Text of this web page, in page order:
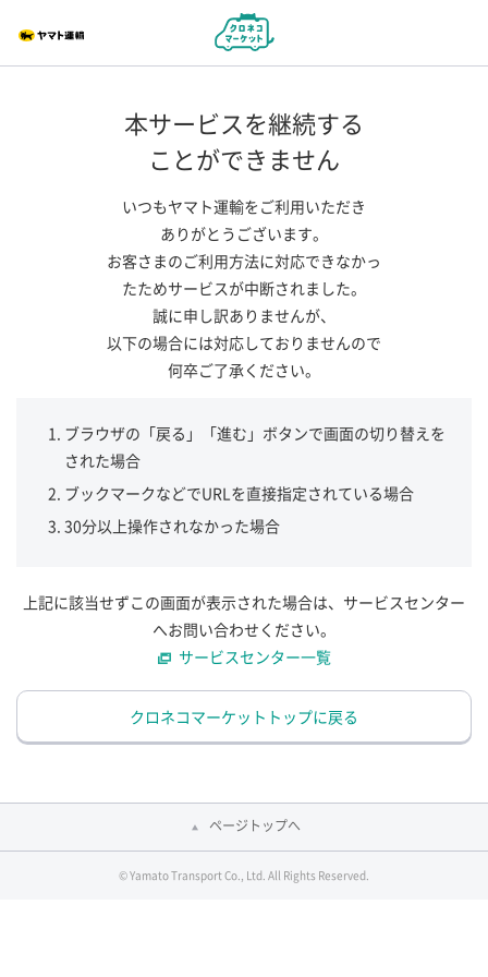
本サービスを継続する
ことができません
いつもヤマト運輸をご利用いただき
ありがとうございます。
お客さまのご利用方法に対応できなかっ
たためサービスが中断されました。
誠に申し訳ありませんが、
以下の場合には対応しておりませんので
何卒ご了承ください。
ブラウザの「戻る」「進む」ボタンで画面の切り替えを
された場合
ブックマークなどでURLを直接指定されている場合
30分以上操作されなかった場合
上記に該当せずこの画面が表示された場合は、サービスセンター
へお問い合わせください。
サービスセンター一覧
クロネコマーケットトップに戻る
ページトップへ
© Yamato Transport Co., Ltd. All Rights Reserved.